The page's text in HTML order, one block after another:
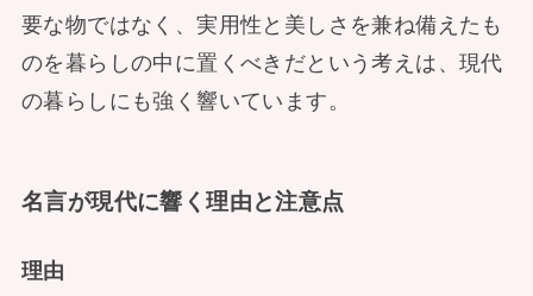
要な物ではなく、実用性と美しさを兼ね備えたも
のを暮らしの中に置くべきだという考えは、現代
の暮らしにも強く響いています。
名言が現代に響く理由と注意点
理由